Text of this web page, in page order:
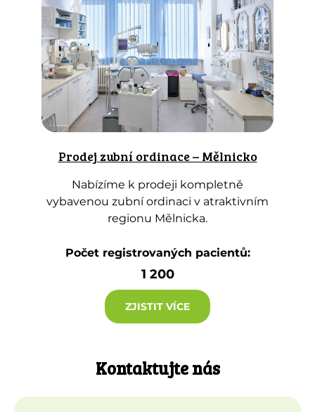
Prodej zubní ordinace – Mělnicko
Nabízíme k prodeji kompletně
vybavenou zubní ordinaci v atraktivním
regionu Mělnicka.
Počet registrovaných pacientů:
1 200
ZJISTIT VÍCE
Kontaktujte nás